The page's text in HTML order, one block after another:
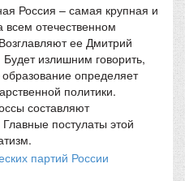
Россия – самая крупная и
всем отечественном
ее Дмитрий
излишним говорить,
определяет
политики.
составляют
постулаты этой